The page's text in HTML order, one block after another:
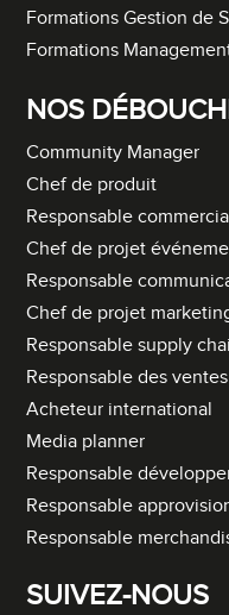
Formations Gestion de
Formations
NOS
Community Manager
Chef de produit
Responsable
Chef de projet
Responsable
Chef de projet
Responsable supply
Responsable des ventes
Acheteur international
Media planner
Responsable
Responsable
Responsable
SUIVEZ-NOUS